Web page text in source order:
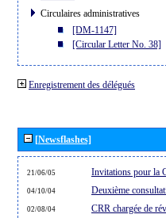
Circulaires administratives
[DM-1147]
[Circular Letter No. 38]
Enregistrement des délégués
[Newsflashes]
21/06/05 Invitations pour la
04/10/04 Deuxième
02/08/04 CRR chargée de